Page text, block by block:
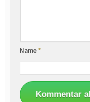
Name*